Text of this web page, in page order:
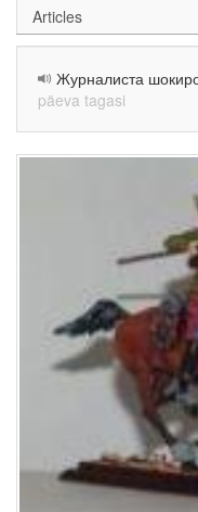
Articles
Журналиста
päeva tagasi